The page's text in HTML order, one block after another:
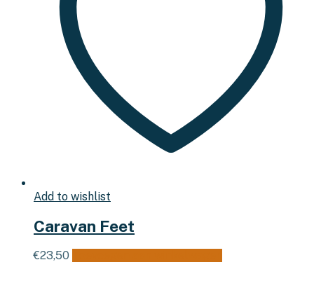
Add to wishlist
Caravan Feet
€23,50